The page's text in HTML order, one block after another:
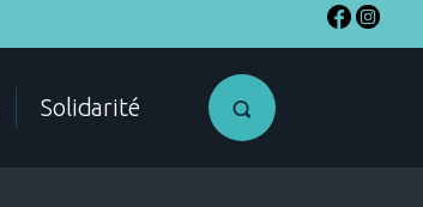
Solidarité